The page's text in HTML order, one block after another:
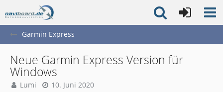
Garmin Express
Neue Garmin Express Version für
Windows
Lumi 10. Juni 2020